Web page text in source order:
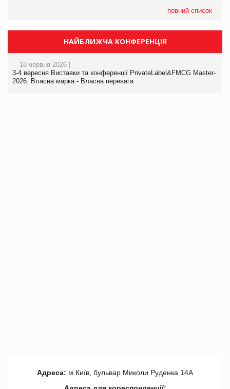
повний список
НАЙБЛИЖЧА КОНФЕРЕНЦІЯ
18 червня 2026 |
3-4 вересня Виставки та конференції PrivateLabel&FMCG Master-
2026: Власна марка - Власна перевага
Адреса: м.Київ, бульвар Миколи Руденка 14А